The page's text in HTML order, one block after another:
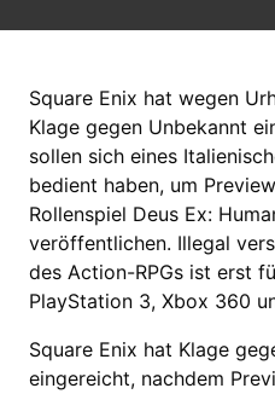
Square Enix hat wegen
Klage gegen Unbekannt
sollen sich eines
bedient haben, um
Rollenspiel Deus Ex:
veröffentlichen. Illegal
des Action-RPGs ist erst
PlayStation 3, Xbox 360
Square Enix hat Klage
eingereicht, nachdem